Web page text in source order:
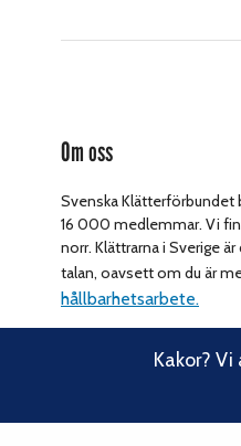
Om oss
Svenska
16 000 medlemmar. Vi
norr. Klättrarna i Sverige
talan, oavsett om du är
hållbarhetsarbete.
Kakor?